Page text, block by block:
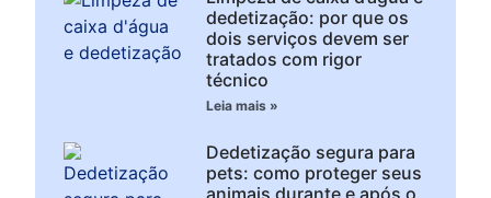
dedetização: por que os
dois serviços devem ser
tratados com rigor
técnico
Leia mais »
Dedetização segura para
pets: como proteger seus